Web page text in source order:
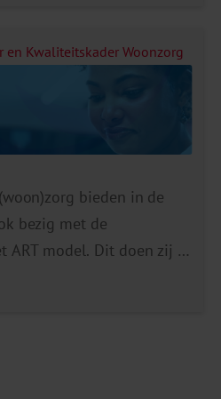
en Kwaliteitskader Woonzorg
bieden in de
bezig met de
ART model. Dit doen zij in
wordt stress in